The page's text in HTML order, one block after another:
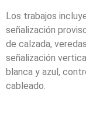
Los trabajos
señalización
de calzada,
señalización
blanca y azul,
cableado.